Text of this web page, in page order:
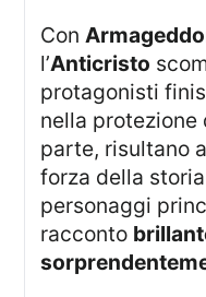
Con
l’Anticristo
protagonisti
nella protezione
parte, risultano
forza della
personaggi
racconto